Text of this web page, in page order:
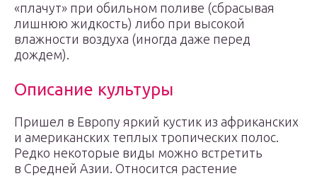
«плачут» при обильном поливе (сбрасывая
лишнюю жидкость) либо при высокой
влажности воздуха (иногда даже перед
дождем).
Описание культуры
Пришел в Европу яркий кустик из африканских
и американских теплых тропических полос.
Редко некоторые виды можно встретить
в Средней Азии. Относится растение